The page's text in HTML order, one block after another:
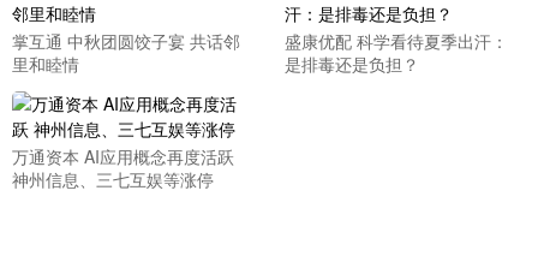
掌互通 中秋团圆饺子宴 共话邻
里和睦情
盛康优配 科学看待夏季出汗：
是排毒还是负担？
万通资本 AI应用概念再度活跃
神州信息、三七互娱等涨停